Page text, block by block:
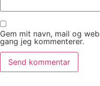
Gem mit navn, mail og
gang jeg kommenterer.